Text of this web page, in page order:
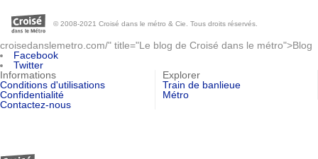
© 2008-2021 Croisé dans le métro & Cie. Tous droits réservés.
croisedanslemetro.com/" title="Le blog de Croisé dans le métro">Blog
Facebook
Twitter
Informations
Conditions d'utilisations
Confidentialité
Contactez-nous
Explorer
Train de banlieue
Métro